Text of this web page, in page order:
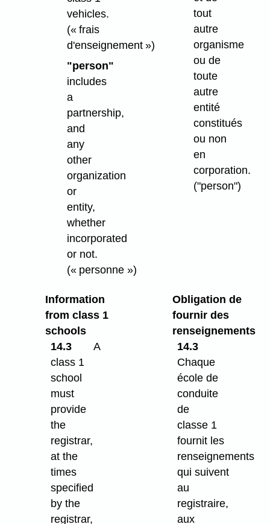
vehicles.
(« frais
d'enseignement »)
"person"
includes
a
partnership,
and
any
other
organization
or
entity,
whether
incorporated
or not.
(« personne »)
tout
autre
organisme
ou de
toute
autre
entité
constitués
ou non
en
corporation.
("person")
Information
from class 1
schools
14.3
A
class 1
school
must
provide
the
registrar,
at the
times
specified
by the
registrar,
Obligation de
fournir des
renseignements
14.3
Chaque
école de
conduite
de
classe 1
fournit les
renseignements
qui suivent
au
registraire,
aux